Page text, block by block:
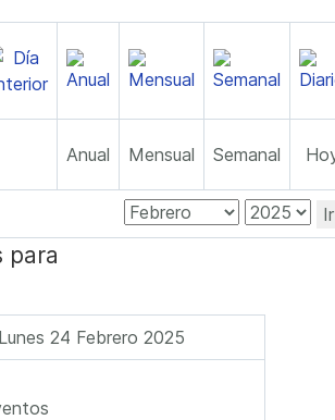
Anual Mensual Semanal
para
Lunes 24 Febrero 2025